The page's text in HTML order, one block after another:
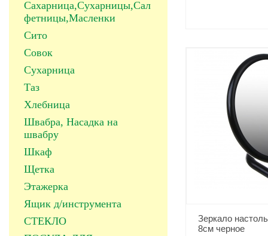
Сахарница,Сухарницы,Сал
фетницы,Масленки
Сито
Совок
Сухарница
Таз
Хлебница
Швабра, Насадка на
швабру
Шкаф
Щетка
Этажерка
Ящик д/инструмента
СТЕКЛО
Зеркало
8см черное